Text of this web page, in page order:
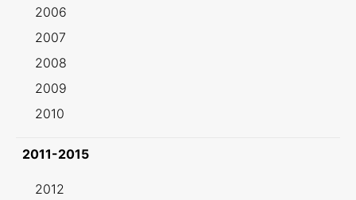
2006
2007
2008
2009
2010
2011-2015
2012